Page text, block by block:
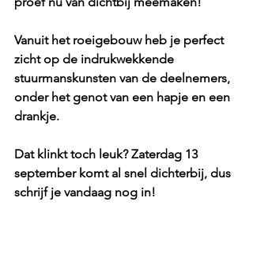
Vanuit het roeigebouw heb je perfect
zicht op de indrukwekkende
stuurmanskunsten van de deelnemers,
onder het genot van een hapje en een
drankje.
Dat klinkt toch leuk? Zaterdag 13
september komt al snel dichterbij, dus
schrijf je vandaag nog in!